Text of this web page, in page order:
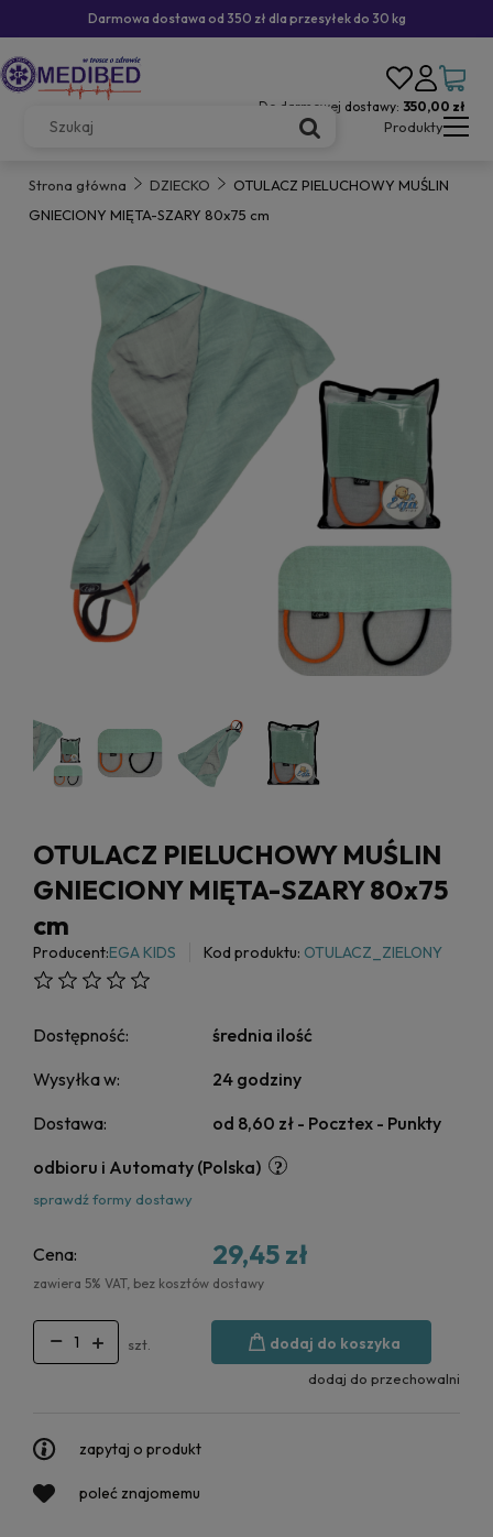
Darmowa dostawa od 350 zł dla przesyłek do 30 kg
Do darmowej dostawy: 350,00 zł
Produkty
Strona główna DZIECKO
OTULACZ PIELUCHOWY MUŚLIN
GNIECIONY MIĘTA-SZARY 80x75 cm
OTULACZ PIELUCHOWY MUŚLIN
GNIECIONY MIĘTA-SZARY 80x75
cm
Producent:EGA KIDS Kod produktu: OTULACZ_ZIELONY
Dostępność:
średnia ilość
Wysyłka w:
24 godziny
Dostawa:
od 8,60 zł - Pocztex - Punkty
odbioru i Automaty (Polska)
sprawdź formy dostawy
Cena: 29,45 zł
zawiera 5% VAT, bez kosztów dostawy
szt. dodaj do koszyka
dodaj do przechowalni
zapytaj o produkt
poleć znajomemu